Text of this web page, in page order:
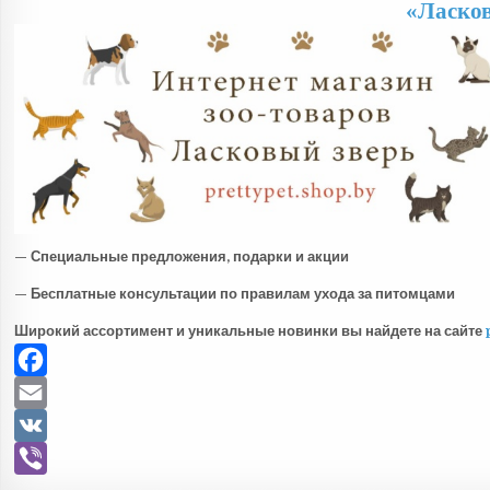
— Специальные предложения, подарки и акции
— Бесплатные консультации по правилам ухода за питомцами
Широкий ассортимент и уникальные новинки вы найдете на сайте
F
a
c
E
m
V